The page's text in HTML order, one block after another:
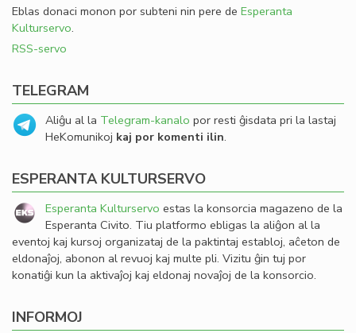
Eblas donaci monon por subteni nin pere de Esperanta
Kulturservo.
RSS-servo
TELEGRAM
Aliĝu al la Telegram-kanalo por resti ĝisdata pri la lastaj
HeKomunikoj kaj por komenti ilin.
ESPERANTA KULTURSERVO
Esperanta Kulturservo estas la konsorcia magazeno de la
Esperanta Civito. Tiu platformo ebligas la aliĝon al la
eventoj kaj kursoj organizataj de la paktintaj establoj, aĉeton de
eldonaĵoj, abonon al revuoj kaj multe pli. Vizitu ĝin tuj por
konatiĝi kun la aktivaĵoj kaj eldonaj novaĵoj de la konsorcio.
INFORMOJ